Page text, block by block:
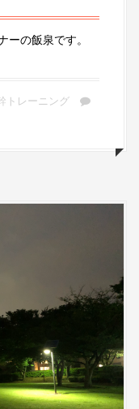
ーの飯泉です。
トレーニング